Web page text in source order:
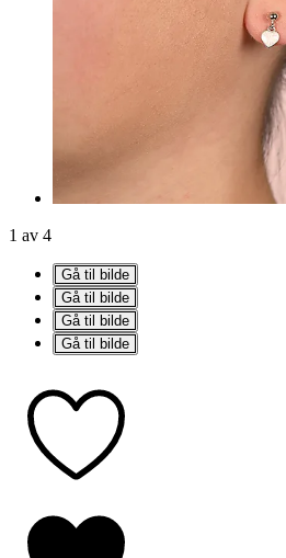
1 av 4
Gå til bilde
Gå til bilde
Gå til bilde
Gå til bilde